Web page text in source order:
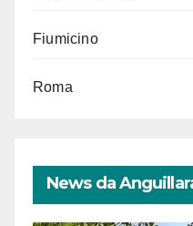
Fiumicino
Roma
News da